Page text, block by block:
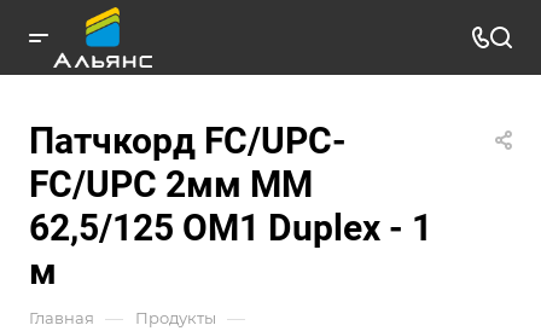
Патчкорд FC/UPC-
FC/UPC 2мм MM
62,5/125 OM1 Duplex - 1
м
Главная — Продукты —